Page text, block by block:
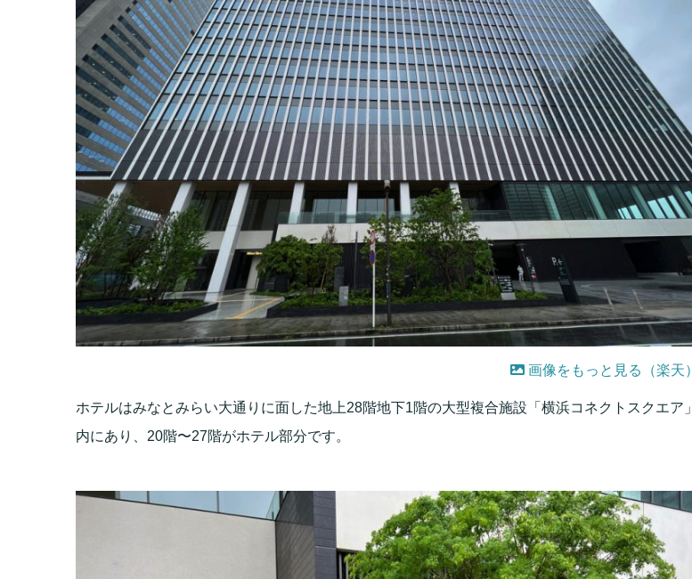
画像をもっと見る（楽天）
ホテルはみなとみらい大通りに面した地上28階地下1階の大型複合施設「横浜コネクトスクエア」
内にあり、20階〜27階がホテル部分です。